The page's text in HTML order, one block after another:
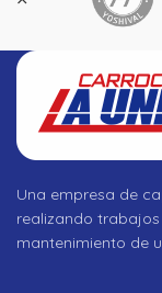
Una empresa de
realizando
mantenimiento de